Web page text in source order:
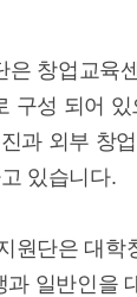
은 창업교육
구성 되어 있
과 외부 창
있습니다.
원단은 대학
일반인을